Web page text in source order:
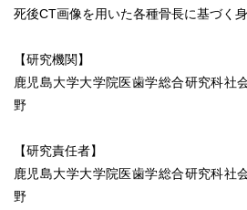
死後CT画像を用いた各種骨長に基づく
【研究機関】
鹿児島大学大学院医歯学総合研究科社
野
【研究責任者】
鹿児島大学大学院医歯学総合研究科社
野